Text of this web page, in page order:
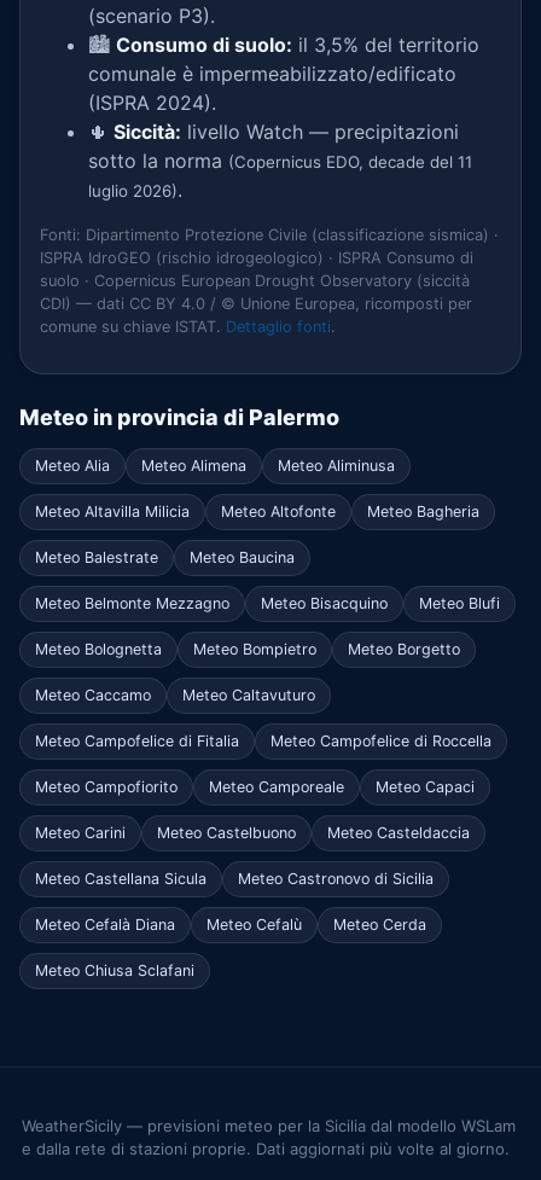
(scenario P3).
🏙️ Consumo di suolo: il 3,5% del territorio
comunale è impermeabilizzato/edificato
(ISPRA 2024).
🌵 Siccità: livello Watch — precipitazioni
sotto la norma (Copernicus EDO, decade del 11
luglio 2026).
Fonti: Dipartimento Protezione Civile (classificazione sismica) ·
ISPRA IdroGEO (rischio idrogeologico) · ISPRA Consumo di
suolo · Copernicus European Drought Observatory (siccità
CDI) — dati CC BY 4.0 / © Unione Europea, ricomposti per
comune su chiave ISTAT. Dettaglio fonti.
Meteo in provincia di Palermo
Meteo Alia Meteo Alimena Meteo Aliminusa
Meteo Altavilla Milicia Meteo Altofonte Meteo Bagheria
Meteo Balestrate Meteo Baucina
Meteo Belmonte Mezzagno Meteo Bisacquino Meteo Blufi
Meteo Bolognetta Meteo Bompietro Meteo Borgetto
Meteo Caccamo Meteo Caltavuturo
Meteo Campofelice di Fitalia Meteo Campofelice di Roccella
Meteo Campofiorito Meteo Camporeale Meteo Capaci
Meteo Carini Meteo Castelbuono Meteo Casteldaccia
Meteo Castellana Sicula Meteo Castronovo di Sicilia
Meteo Cefalà Diana Meteo Cefalù Meteo Cerda
Meteo Chiusa Sclafani
WeatherSicily — previsioni meteo per la Sicilia dal modello WSLam
e dalla rete di stazioni proprie. Dati aggiornati più volte al giorno.